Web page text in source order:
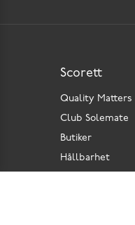
Scorett
Quality Matters
Club Solemate
Butiker
Hållbarhet